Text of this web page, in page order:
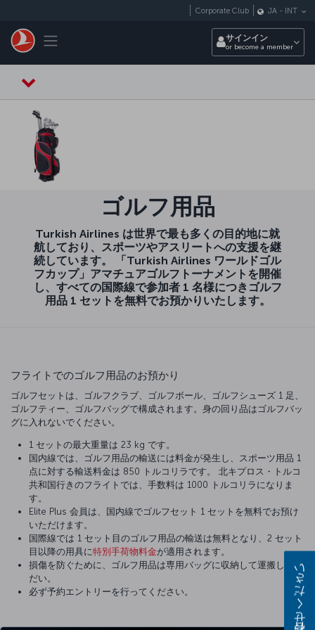
Toggle navigation
Corporate Club JA - INT
サインイン
or become a member
ゴルフ用品
Turkish Airlines は世界で最も多くの目的地に就
航しており、スポーツやアスリートへの支援を継
続しています。 「Turkish Airlines ワールドゴル
フカップ」アマチュアゴルフトーナメントを開催
し、すべての国際線で参加者 1 名様につきゴルフ
用品 1 セットを無料でお預かりいたします。
フライトでのゴルフ用品のお預かり
ゴルフセットは、ゴルフクラブ、ゴルフボール、ゴルフシューズ 1 足、
ゴルフティー、ゴルフバッグで構成されます。身の回り品はゴルフバッ
グに入れないでください。
1 セットの最大重量は 23 kg です。
国内線では、ゴルフ用品の輸送には料金が発生し、スポーツ用品 1
点に対する輸送料金は 850 トルコリラです。 北キプロス・トルコ
共和国行きのフライトでは、手数料は 1000 トルコリラになりま
す。
Elite Plus 会員は、国内線でゴルフセット 1 セットを無料でお預け
いただけます。
国際線では 1 セット目のゴルフ用品の輸送は無料となり、2 セット
目以降の用具に特別手荷物料金が適用されます。
損傷を防ぐために、ゴルフ用品は専用バッグに収納して運搬してく
だい。
必ず予約エントリーを行ってください。